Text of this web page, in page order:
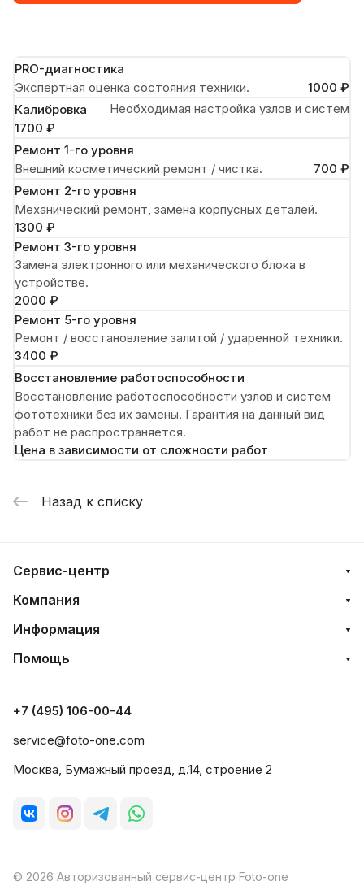
PRO-диагностика
Экспертная оценка состояния техники.
1000 ₽
Калибровка
Необходимая настройка узлов и систем
1700 ₽
Ремонт 1-го уровня
Внешний косметический ремонт / чистка.
700 ₽
Ремонт 2-го уровня
Механический ремонт, замена корпусных деталей.
1300 ₽
Ремонт 3-го уровня
Замена электронного или механического блока в
устройстве.
2000 ₽
Ремонт 5-го уровня
Ремонт / восстановление залитой / ударенной техники.
3400 ₽
Восстановление работоспособности
Восстановление работоспособности узлов и систем
фототехники без их замены. Гарантия на данный вид
работ не распространяется.
Цена в зависимости от сложности работ
Назад к списку
Сервис-центр
Компания
Информация
Помощь
+7 (495) 106-00-44
service@foto-one.com
Москва, Бумажный проезд, д.14, строение 2
© 2026 Авторизованный сервис-центр Foto-one